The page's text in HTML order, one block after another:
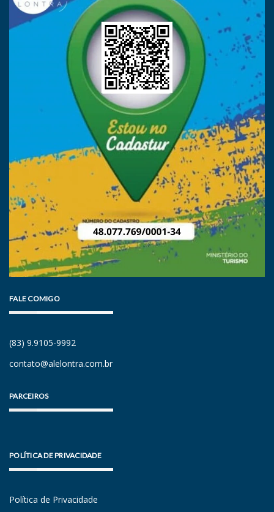
FALE COMIGO
(83) 9.9105-9992
contato@alelontra.com.br
PARCEIROS
POLÍTICA DE PRIVACIDADE
Política de Privacidade